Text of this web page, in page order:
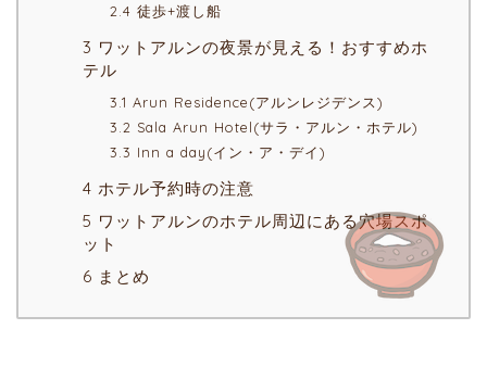
2.4 徒歩+渡し船
3 ワットアルンの夜景が見える！おすすめホ
テル
3.1 Arun Residence(アルンレジデンス)
3.2 Sala Arun Hotel(サラ・アルン・ホテル)
3.3 Inn a day(イン・ア・デイ)
4 ホテル予約時の注意
5 ワットアルンのホテル周辺にある穴場スポ
ット
6 まとめ